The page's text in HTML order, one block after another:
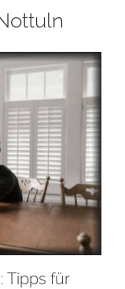
Tipps für